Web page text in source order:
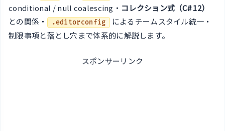
conditional / null coalescing・ コレクション式（C# 12）
との関係・
.editorconfig
によるチームスタイル統一・
制限事項と落とし穴まで体系的に解説します。
スポンサーリンク